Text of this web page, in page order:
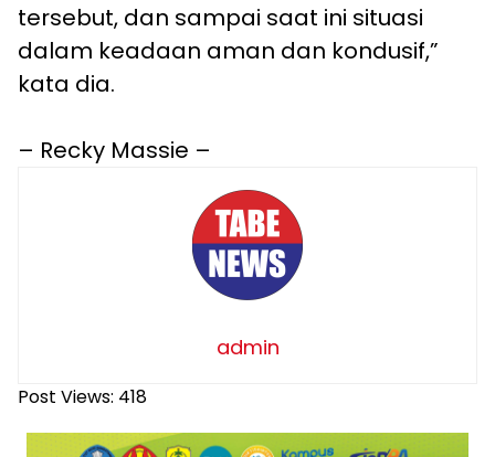
tersebut, dan sampai saat ini situasi
dalam keadaan aman dan kondusif,”
kata dia.
– Recky Massie –
admin
Post Views: 418